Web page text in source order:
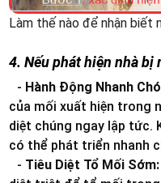
Làm thế nào để nhận biết
4. Nếu phát hiện nhà
- Hành Động Nhanh
của mối xuất hiện trong
diệt chúng ngay lập tức.
có thể phát triển nhanh
- Tiêu Diệt Tổ Mối